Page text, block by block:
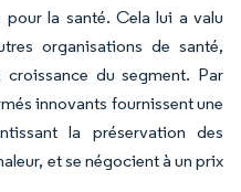
la santé. Cela lui a valu
organisations de santé,
croissance du segment. Par
innovants fournissent une
la préservation des
et se négocient à un prix